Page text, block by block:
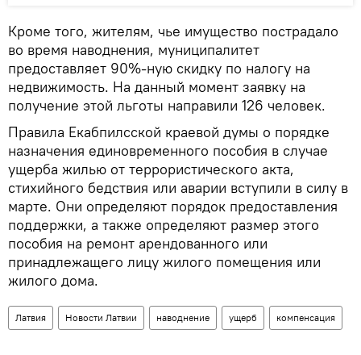
Кроме того, жителям, чье имущество пострадало
во время наводнения, муниципалитет
предоставляет 90%-ную скидку по налогу на
недвижимость. На данный момент заявку на
получение этой льготы направили 126 человек.
Правила Екабпилсской краевой думы о порядке
назначения единовременного пособия в случае
ущерба жилью от террористического акта,
стихийного бедствия или аварии вступили в силу в
марте. Они определяют порядок предоставления
поддержки, а также определяют размер этого
пособия на ремонт арендованного или
принадлежащего лицу жилого помещения или
жилого дома.
Латвия Новости Латвии наводнение ущерб компенсация